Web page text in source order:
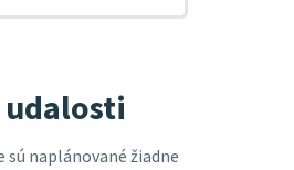
sú naplánované žiadne